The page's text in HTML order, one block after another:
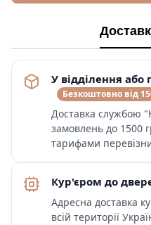
У відділення
Безкоштовно від
Доставка службою
замовлень до 1500
тарифами
Кур'єром до
Адресна доставка
всій території